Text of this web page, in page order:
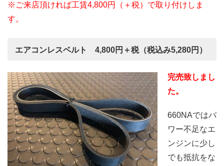
※ご来店頂ければ工賃4,800円（＋税）で取り付けしま
す。
エアコンレスベルト 4,800円＋税（税込み5,280円）
完売致しまし
た。
660NAではパ
ワー不足なエ
ンジンに少し
でも抵抗をな